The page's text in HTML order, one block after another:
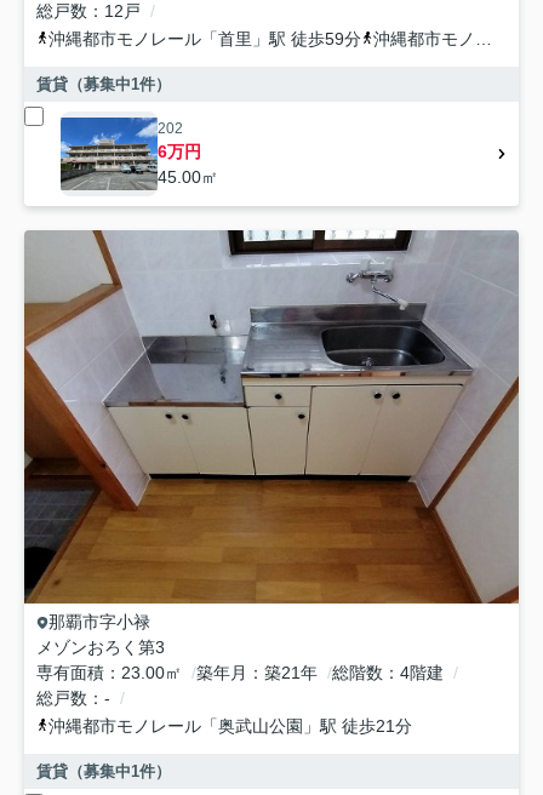
総戸数
12戸
沖縄都市モノレール 「首里 」駅 徒歩59分 沖縄都市モノレール
賃貸（募集中1件）
202
6万円
45.00㎡
那覇市字小禄
メゾンおろく第3
専有面積
23.00㎡ 築年月 築21年 総階数
4階建
総戸数
-
沖縄都市モノレール 「奥武山公園 」駅 徒歩21分
賃貸（募集中1件）